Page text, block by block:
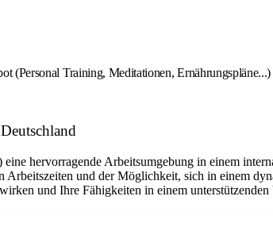
(Personal Training, Meditationen, Ernährungspläne...)
hervorragende Arbeitsumgebung in einem
und der Möglichkeit, sich in einem
und Ihre Fähigkeiten in einem unterstützenden